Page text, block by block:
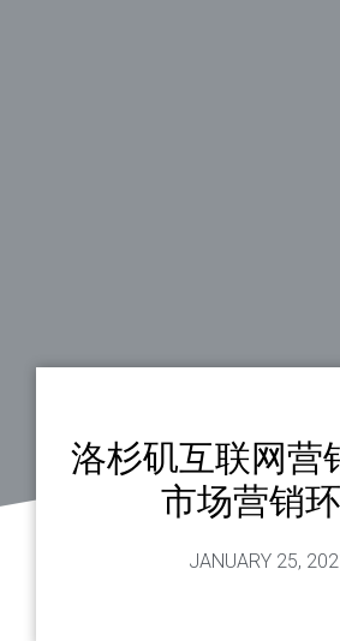
洛杉矶互联网营
市场营销
JANUARY 25,